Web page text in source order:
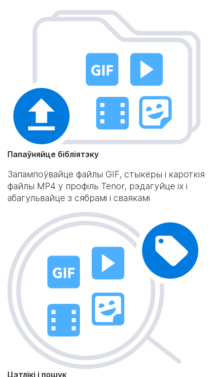
Папаўняйце бібліятэку
Запампоўвайце файлы GIF, стыкеры і кароткія
файлы MP4 у профіль Tenor, рэдагуйце іх і
абагульвайце з сябрамі і сваякамі
Цэтлікі і пошук